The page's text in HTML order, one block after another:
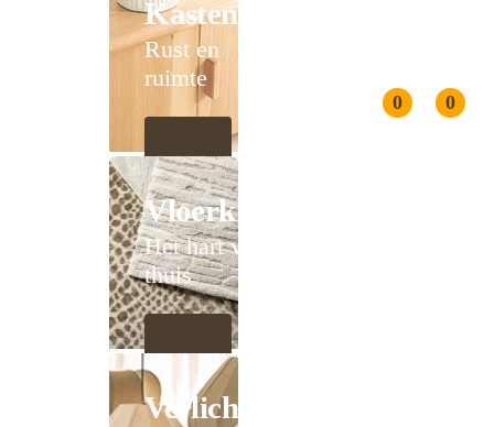
0 0
Kasten
Rust en
ruimte
Vloerkleden
Het hart van
thuis
Verlichting